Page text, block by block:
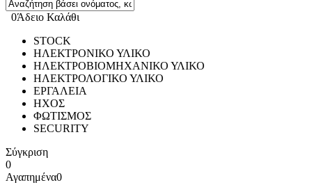
0Άδειο Καλάθι
STOCK
ΗΛΕΚΤΡΟΝΙΚΟ ΥΛΙΚΟ
ΗΛΕΚΤΡΟΒΙΟΜΗΧΑΝΙΚΟ ΥΛΙΚΟ
ΗΛΕΚΤΡΟΛΟΓΙΚΟ ΥΛΙΚΟ
ΕΡΓΑΛΕΙΑ
ΗΧΟΣ
ΦΩΤΙΣΜΟΣ
SECURITY
Σύγκριση
0
Αγαπημένα0